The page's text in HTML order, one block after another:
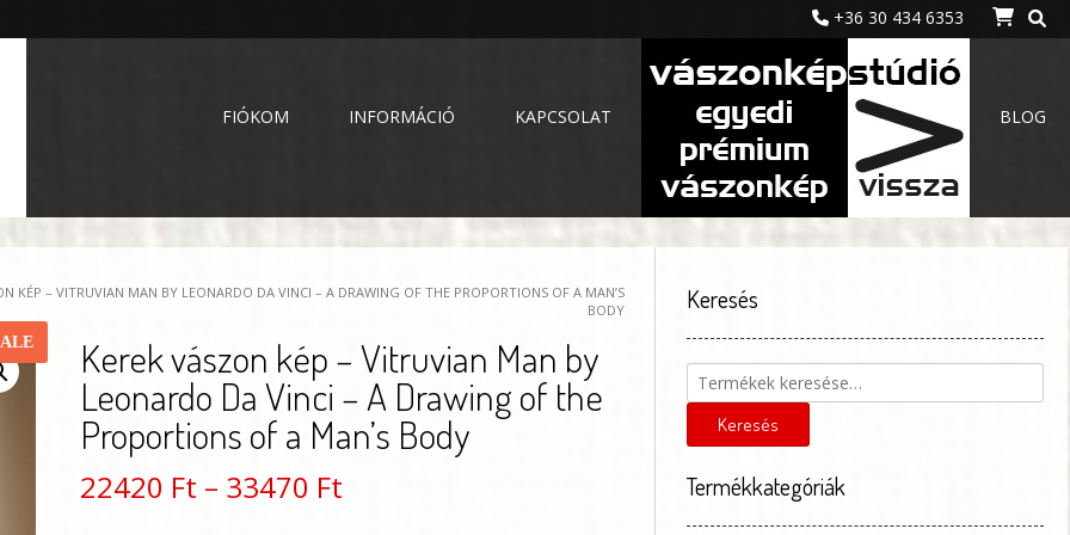
+36 30 434 6353
FIÓKOM INFORMÁCIÓ KAPCSOLAT BLOG
KÉP – VITRUVIAN MAN BY LEONARDO DA VINCI – A DRAWING OF THE PROPORTIONS OF A MAN’S
BODY
Kerek vászon kép – Vitruvian Man by
Leonardo Da Vinci – A Drawing of the
Proportions of a Man’s Body
22420 Ft – 33470 Ft
Keresés
Keresés
a
következőre:
Keresés
Termékkategóriák